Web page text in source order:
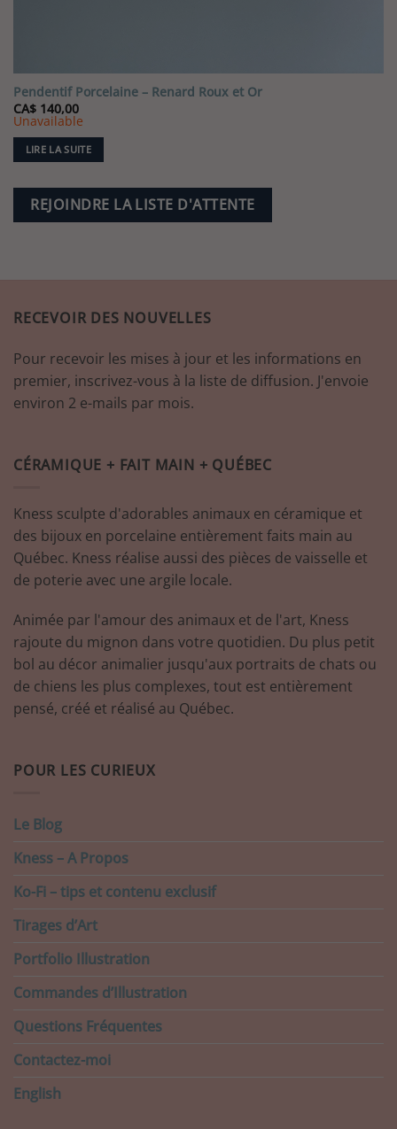
Pendentif Porcelaine – Renard Roux et Or
CA$140,00
Unavailable
LIRE LA SUITE
REJOINDRE LA LISTE D'ATTENTE
RECEVOIR DES NOUVELLES
Pour recevoir les mises à jour et les informations en
premier, inscrivez-vous à la liste de diffusion. J'envoie
environ 2 e-mails par mois.
CÉRAMIQUE + FAIT MAIN + QUÉBEC
Kness sculpte d'adorables animaux en céramique et
des bijoux en porcelaine entièrement faits main au
Québec. Kness réalise aussi des pièces de vaisselle et
de poterie avec une argile locale.
Animée par l'amour des animaux et de l'art, Kness
rajoute du mignon dans votre quotidien. Du plus petit
bol au décor animalier jusqu'aux portraits de chats ou
de chiens les plus complexes, tout est entièrement
pensé, créé et réalisé au Québec.
POUR LES CURIEUX
Le Blog
Kness – A Propos
Ko-Fi – tips et contenu exclusif
Tirages d’Art
Portfolio Illustration
Commandes d’Illustration
Questions Fréquentes
Contactez-moi
English